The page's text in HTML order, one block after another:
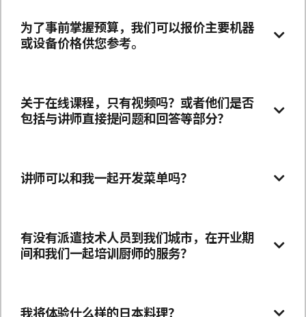
为了事前掌握预算，我们可以报价主要机器
或设备价格供您参考。
关于在线课程，只有视频吗？或者他们是否
包括与讲师直接提问题和回答等部分？
讲师可以和我一起开发菜单吗？
有没有派遣技术人员到我们城市，在开业期
间和我们一起培训厨师的服务？
我将体验什么样的日本料理？